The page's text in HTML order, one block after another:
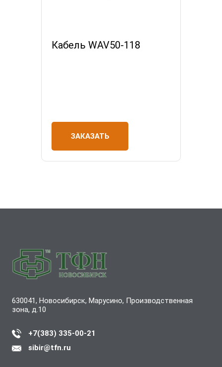
Кабель WAV50-118
ЗАКАЗАТЬ
630041, Новосибирск, Марусино, Производственная
зона, д.10
+7(383) 335-00-21
sibir@tfn.ru